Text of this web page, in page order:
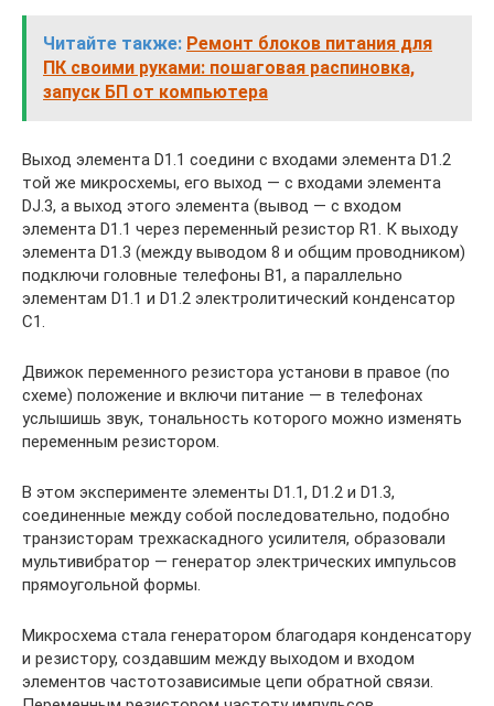
Читайте также: Ремонт блоков питания для
ПК своими руками: пошаговая распиновка,
запуск БП от компьютера
Выход элемента D1.1 соедини с входами элемента D1.2
той же микросхемы, его выход — с входами элемента
DJ.3, а выход этого элемента (вывод — с входом
элемента D1.1 через переменный резистор R1. К выходу
элемента D1.3 (между выводом 8 и общим проводником)
подключи головные телефоны B1, a параллельно
элементам D1.1 и D1.2 электролитический конденсатор
С1.
Движок переменного резистора установи в правое (по
схеме) положение и включи питание — в телефонах
услышишь звук, тональность которого можно изменять
переменным резистором.
В этом эксперименте элементы D1.1, D1.2 и D1.3,
соединенные между собой последовательно, подобно
транзисторам трехкаскадного усилителя, образовали
мультивибратор — генератор электрических импульсов
прямоугольной формы.
Микросхема стала генератором благодаря конденсатору
и резистору, создавшим между выходом и входом
элементов частотозависимые цепи обратной связи.